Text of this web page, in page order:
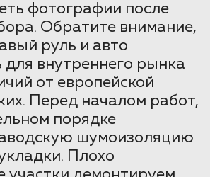
фотографии после
Обратите внимание,
руль и авто
для внутреннего рынка
от европейской
Перед началом работ,
порядке
шумоизоляцию
Плохо